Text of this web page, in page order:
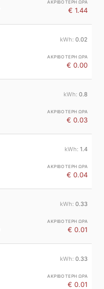
€ 1.44
0.02
€ 0.00
0.8
€ 0.03
1.4
€ 0.04
0.33
€ 0.01
0.33
€ 0.01